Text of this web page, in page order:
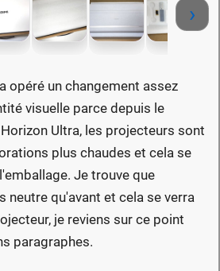
›
opéré un changement assez
visuelle parce depuis le
Ultra, les projecteurs sont
plus chaudes et cela se
Je trouve que
neutre qu'avant et cela se verra
je reviens sur ce point
paragraphes.